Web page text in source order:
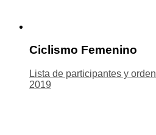
Ciclismo Femenino
Lista de participantes y
2019